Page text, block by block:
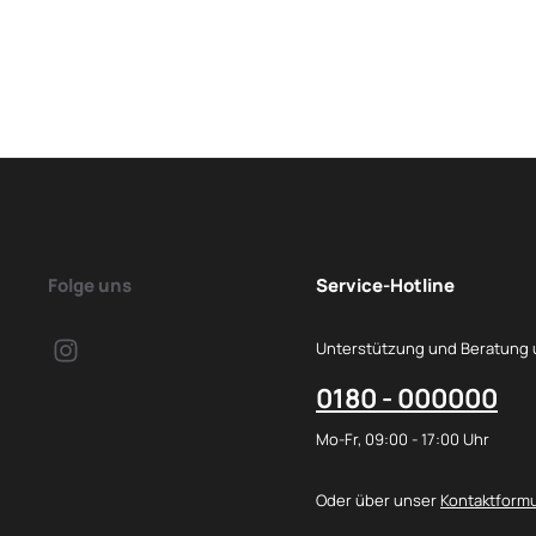
Folge uns Service-Hotline
Unterstützung und Beratung
0180 - 000000
Mo-Fr, 09:00 - 17:00 Uhr
Oder über unser